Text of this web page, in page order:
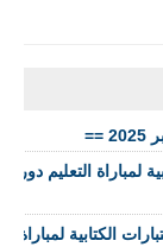
لمباراة التعليم